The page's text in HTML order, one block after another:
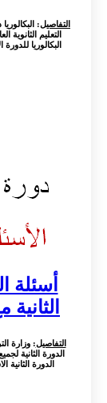
التفاصيل:
التعليم
البكالوريا
التفاصيل: وزارة
الدورة الثانية
الدورة الثانية